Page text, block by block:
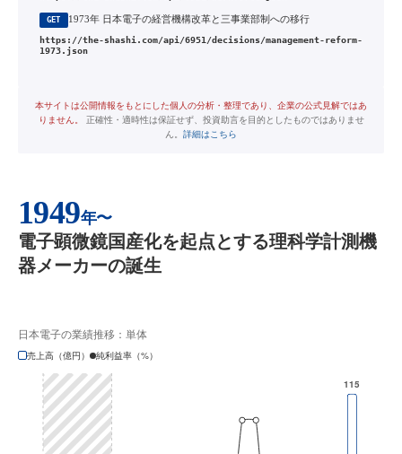
GET 1973年 日本電子の経営機構改革と三事業部制への移行
https://the-shashi.com/api/6951/decisions/management-reform-
1973.json
本サイトは公開情報をもとにした個人の分析・整理であり、企業の公式見解ではあ
りません。
正確性・適時性は保証せず、投資助言を目的としたものではありませ
ん。 詳細はこちら
1949年〜
電子顕微鏡国産化を起点とする理科学計測機
器メーカーの誕生
日本電子の業績推移：単体
売上高（億円）
純利益率（%）